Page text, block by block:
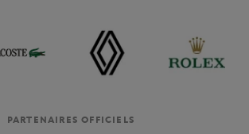
PARTENAIRES OFFICIELS